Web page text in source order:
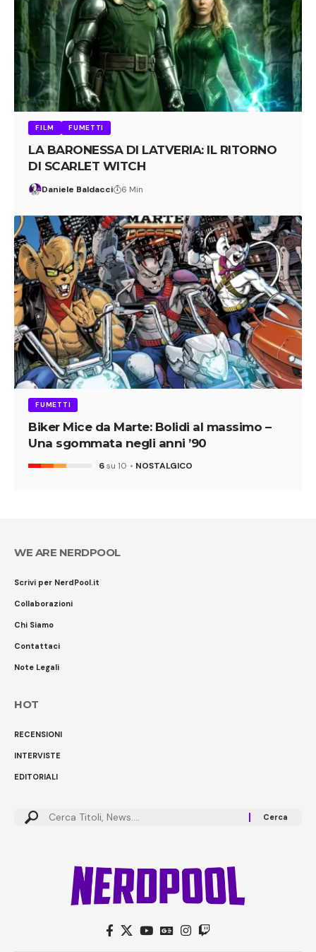
FILM FUMETTI
LA BARONESSA DI LATVERIA: IL RITORNO
DI SCARLET WITCH
Daniele Baldacci 6 Min
FUMETTI
Biker Mice da Marte: Bolidi al massimo –
Una sgommata negli anni ’90
6su 10 NOSTALGICO
WE ARE NERDPOOL
Scrivi per NerdPool.it
Collaborazioni
Chi Siamo
Contattaci
Note Legali
HOT
RECENSIONI
INTERVISTE
EDITORIALI